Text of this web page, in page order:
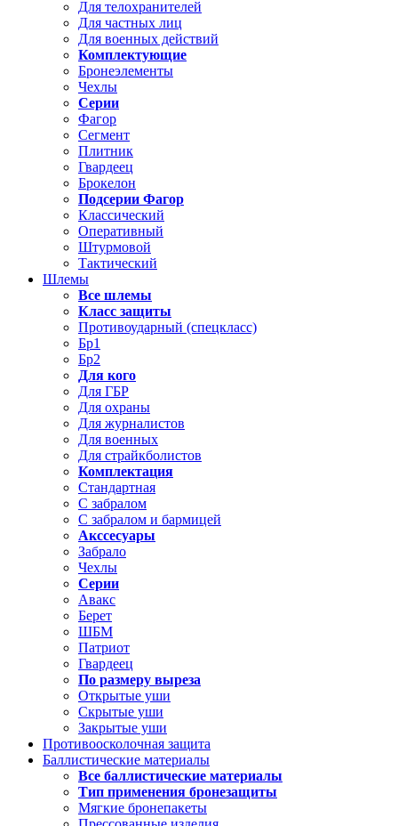
Для телохранителей
Для частных лиц
Для военных действий
Комплектующие
Бронеэлементы
Чехлы
Серии
Фагор
Сегмент
Плитник
Гвардеец
Брокелон
Подсерии Фагор
Классический
Оперативный
Штурмовой
Тактический
Шлемы
Все шлемы
Класс защиты
Противоударный (спецкласс)
Бр1
Бр2
Для кого
Для ГБР
Для охраны
Для журналистов
Для военных
Для страйкболистов
Комплектация
Стандартная
С забралом
С забралом и бармицей
Акссесуары
Забрало
Чехлы
Серии
Авакс
Берет
ШБМ
Патриот
Гвардеец
По размеру выреза
Открытые уши
Скрытые уши
Закрытые уши
Противоосколочная защита
Баллистические материалы
Все баллистические материалы
Тип применения бронезащиты
Мягкие бронепакеты